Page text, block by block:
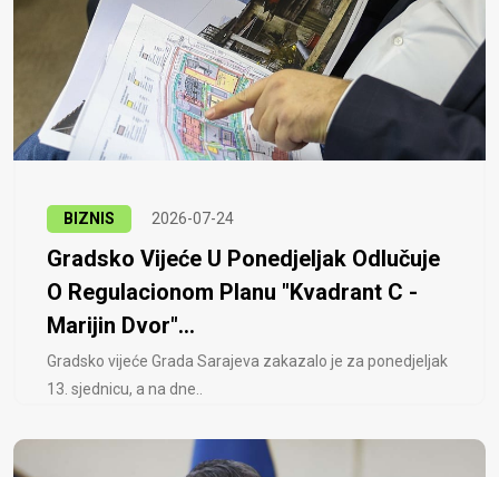
BIZNIS 2026-07-24
Gradsko Vijeće U Ponedjeljak Odlučuje
O Regulacionom Planu "Kvadrant C -
Marijin Dvor"...
Gradsko vijeće Grada Sarajeva zakazalo je za ponedjeljak
13. sjednicu, a na dne..